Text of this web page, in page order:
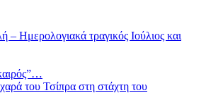
– Ημερολογιακά τραγικός Ιούλιος και
του Τσίπρα στη στάχτη του